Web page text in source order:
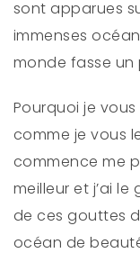
sont apparues
immenses
monde fasse un
Pourquoi je
comme je vous
commence me
meilleur et j’ai le
de ces gouttes
océan de